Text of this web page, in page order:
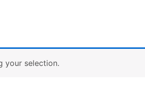
your selection.